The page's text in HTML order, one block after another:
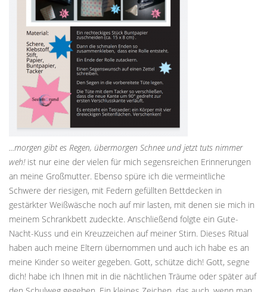
...morgen gibt es Regen, übermorgen Schnee und jetzt tuts nimmer
weh!ist nur eine der vielen für mich segensreichen Erinnerungen
an meine Großmutter. Ebenso spüre ich die vermeintliche
Schwere der riesigen, mit Federn gefüllten Bettdecken in
gestärkter Weißwäsche noch auf mir lasten, mit denen sie mich in
meinem Schrankbett zudeckte. Anschließend folgte ein Gute-
Nacht-Kuss und ein Kreuzzeichen auf meiner Stirn. Dieses Ritual
haben auch meine Eltern übernommen und auch ich habe es an
meine Kinder so weiter gegeben. Gott, schütze dich! Gott, segne
dich! habe ich Ihnen mit in die nächtlichen Träume oder später auf